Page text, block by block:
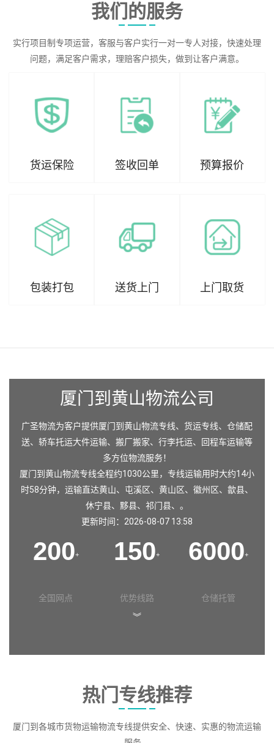
我们的服务
实行项目制专项运营，客服与客户实行一对一专人对接，快速处理
问题，满足客户需求，理赔客户损失，做到让客户满意。
货运保险 签收回单 预算报价
包装打包 送货上门 上门取货
厦门到黄山物流公司
广圣物流为客户提供厦门到黄山物流专线、货运专线、仓储配
送、轿车托运大件运输、搬厂搬家、行李托运、回程车运输等
多方位物流服务！
厦门到黄山物流专线全程约1030公里，专线运输用时大约14小
时58分钟，运输直达黄山、 屯溪区、 黄山区、 徽州区、 歙县、
休宁县、 黟县、 祁门县、。
更新时间：2026-08-07 13:58
200+
全国网点
150+
优势线路
6000+
仓储托管
︾
热门专线推荐
厦门到各城市货物运输物流专线提供安全、快速、实惠的物流运输